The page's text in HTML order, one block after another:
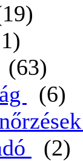
(63)
(6)
(2)